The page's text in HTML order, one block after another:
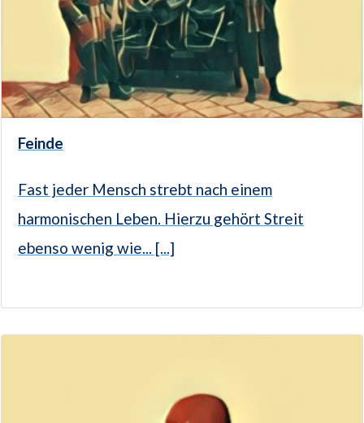
Feinde
Fast jeder Mensch strebt nach einem
harmonischen Leben. Hierzu gehört Streit
ebenso wenig wie... [...]